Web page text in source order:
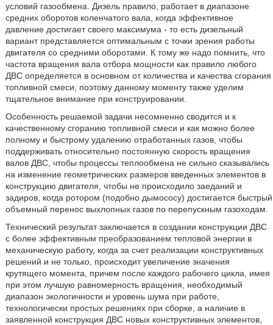
условий газообмена. Дизель правило, работает в диапазоне
средних оборотов коленчатого вала, когда эффективное
давление достигает своего максимума - то есть дизельный
вариант представляется оптимальным с точки зрения работы
двигателя со средними оборотами. К тому же надо помнить, что
частота вращения вала отбора мощности как правило любого
ДВС определяется в основном от количества и качества сгорания
топливной смеси, поэтому данному моменту также уделим
тщательное внимание при конструировании.
Особенность решаемой задачи несомненно сводится и к
качественному сгоранию топливной смеси и как можно более
полному и быстрому удалению отработанных газов, чтобы
поддерживать относительно постоянную скорость вращения
валов ДВС, чтобы процессы теплообмена не сильно сказывались
на изменение геометрических размеров введенных элементов в
конструкцию двигателя, чтобы не происходило заеданий и
задиров, когда ротором (подобно дымососу) достигается быстрый
объемный перенос выхлопных газов по перепускным газоходам.
Технический результат заключается в создании конструкции ДВС
с более эффективным преобразованием тепловой энергии в
механическую работу, когда за счет реализации конструктивных
решений и не только, происходит увеличение значения
крутящего момента, причем после каждого рабочего цикла, имея
при этом лучшую равномерность вращения, необходимый
диапазон экологичности и уровень шума при работе,
технологически простых решениях при сборке, а наличие в
заявленной конструкция ДВС новых конструктивных элементов,